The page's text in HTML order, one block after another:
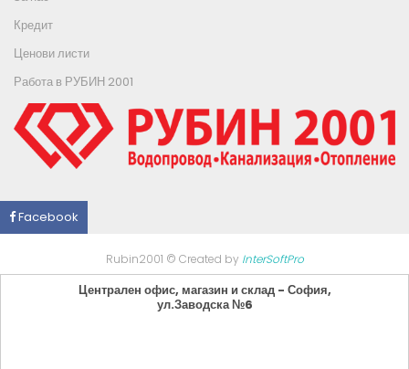
Кредит
Ценови листи
Работа в РУБИН 2001
Facebook
Rubin2001 © Created by InterSoftPro
Централен офис, магазин и склад - София,
ул.Заводска №6